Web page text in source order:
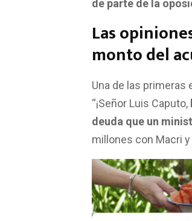
de parte de la
Las
monto del
Una de las primeras
“¡Señor Luis Caputo,
deuda que un
millones con Macri